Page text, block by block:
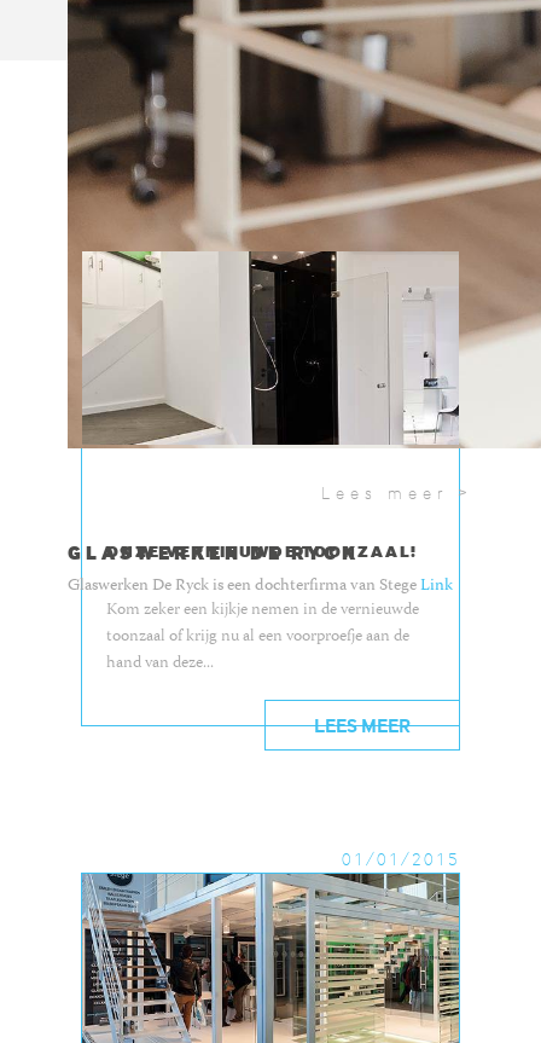
Lees meer >
GLASWERKEN DE RYCK
Glaswerken De Ryck is een dochterfirma van StegeLink
NIEUWS
ONZE VERNIEUWDE TOONZAAL!
Kom zeker een kijkje nemen in de vernieuwde
toonzaal of krijg nu al een voorproefje aan de
hand van deze...
LEES MEER
01/01/2015